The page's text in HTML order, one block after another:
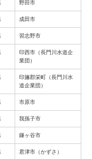
野田市
成田市
習志野市
印西市（長門川水道企
業団）
印旛郡栄町（長門川水
道企業団）
市原市
我孫子市
鎌ヶ谷市
君津市（かずさ）